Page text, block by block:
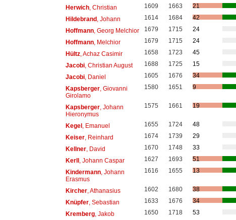
Herwich, Christian 1609 1663
21
Hildebrand, Johann 1614 1684
42
Hoffmann, Georg Melchior 1679 1715
24
Hoffmann, Melchior 1679 1715
24
Hültz, Achaz Casimir 1658 1723
45
Jacobi, Christian August 1688 1725
15
Jacobi, Daniel 1605 1676
34
Kapsberger, Giovanni
Girolamo
1580 1651 9
Kapsberger, Johann
Hieronymus
1575 1661 19
Kegel, Emanuel 1655 1724
48
Keiser, Reinhard 1674 1739
29
Kellner, David 1670 1748
33
Kerll, Johann Caspar 1627 1693
51
Kindermann, Johann
Erasmus
1616 1655 13
Kircher, Athanasius 1602 1680
38
Knüpfer, Sebastian 1633 1676
34
Kremberg, Jakob 1650 1718
53